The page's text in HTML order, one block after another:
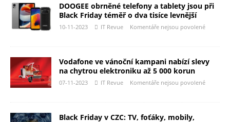
DOOGEE obrněné telefony a tablety jsou při
Black Friday téměř o dva tisíce levnější
10-11-2023 IT Revue Komentáře nejsou povolené
Vodafone ve vánoční kampani nabízí slevy
na chytrou elektroniku až 5 000 korun
07-11-2023 IT Revue Komentáře nejsou povolené
Black Friday v CZC: TV, foťáky, mobily,